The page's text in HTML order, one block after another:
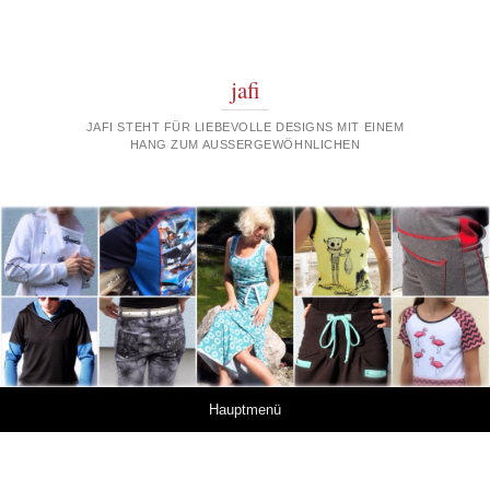
jafi
JAFI STEHT FÜR LIEBEVOLLE DESIGNS MIT EINEM
HANG ZUM AUSSERGEWÖHNLICHEN
Hauptmenü